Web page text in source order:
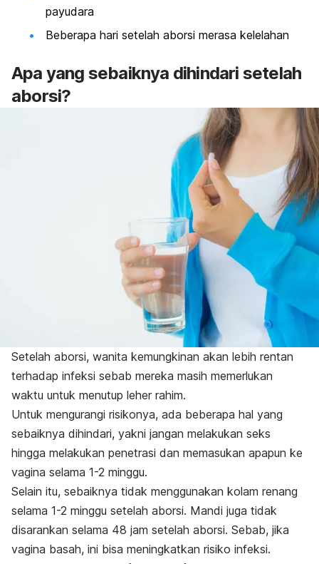
payudara
Beberapa hari setelah aborsi merasa kelelahan
Apa yang sebaiknya dihindari setelah
aborsi?
Setelah aborsi, wanita kemungkinan akan lebih rentan
terhadap infeksi sebab mereka masih memerlukan
waktu untuk menutup leher rahim.
Untuk mengurangi risikonya, ada beberapa hal yang
sebaiknya dihindari, yakni jangan melakukan seks
hingga melakukan penetrasi dan memasukan apapun ke
vagina selama 1-2 minggu.
Selain itu, sebaiknya tidak menggunakan kolam renang
selama 1-2 minggu setelah aborsi. Mandi juga tidak
disarankan selama 48 jam setelah aborsi. Sebab, jika
vagina basah, ini bisa meningkatkan risiko infeksi.